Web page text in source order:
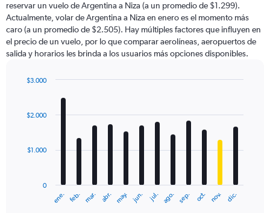
reservar un vuelo de Argentina a Niza (a un promedio de $1.299).
Actualmente, volar de Argentina a Niza en enero es el momento más
caro (a un promedio de $2.505). Hay múltiples factores que influyen en
el precio de un vuelo, por lo que comparar aerolíneas, aeropuertos de
salida y horarios les brinda a los usuarios más opciones disponibles.
with
12
The
ene. feb. mar. abr. may. jun. jul. ago. sep. oct. nov. dic.
0
$1.000
$2.000
$3.000